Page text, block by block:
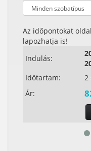
Az időpontokat
lapozhatja is!
Indulás:
Időtartam:
2
Ár: